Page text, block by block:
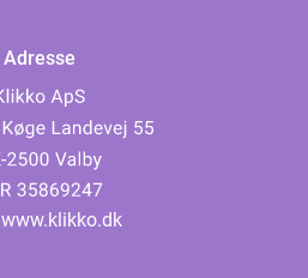
Adresse
www.klikko.dk